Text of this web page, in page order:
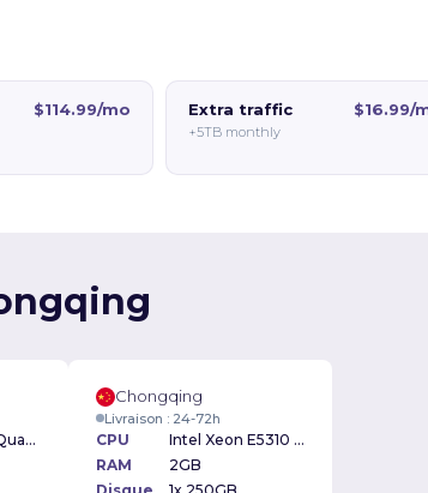
$114.99/mo Extra traffic
+5TB monthly
$16.99/
Intel Core 2 Quad Q9300 2.50GHz
Chongqing
Livraison : 24-72h
CPU
Intel Xeon E5310 1.60GHz
RAM
2GB